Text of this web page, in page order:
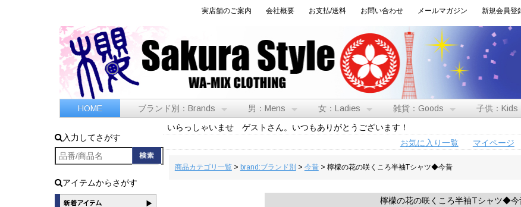
実店舗のご案内 会社概要 お支払/送料 お問い合わせ メールマガジン 新規会員登
HOME ブランド別：Brands 男：Mens 女：Ladies 雑貨：Goods 子供：Kids
入力してさがす
アイテムからさがす
いらっしゃいませ ゲストさん。いつもありがとうございます！
お気に入り一覧
マイページ
商品カテゴリ一覧> brand:ブランド別 > 今昔> 檸檬の花の咲くころ半袖Tシャツ◆今昔
檸檬の花の咲くころ半袖Tシャツ◆今